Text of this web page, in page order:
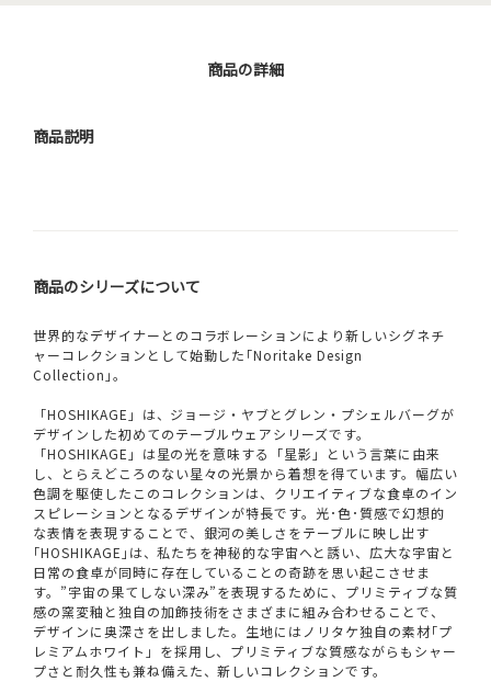
商品の詳細
商品説明
商品のシリーズについて
世界的なデザイナーとのコラボレーションにより新しいシグネチ
ャーコレクションとして始動した｢Noritake Design
Collection｣。
「HOSHIKAGE」は、ジョージ・ヤブとグレン・プシェルバーグが
デザインした初めてのテーブルウェアシリーズです。
「HOSHIKAGE」は星の光を意味する「星影」という言葉に由来
し、とらえどころのない星々の光景から着想を得ています。幅広い
色調を駆使したこのコレクションは、クリエイティブな食卓のイン
スピレーションとなるデザインが特長です。光･色･質感で幻想的
な表情を表現することで、銀河の美しさをテーブルに映し出す
｢HOSHIKAGE｣は、私たちを神秘的な宇宙へと誘い、広大な宇宙と
日常の食卓が同時に存在していることの奇跡を思い起こさせま
す。”宇宙の果てしない深み”を表現するために、プリミティブな質
感の窯変釉と独自の加飾技術をさまざまに組み合わせることで、
デザインに奥深さを出しました。生地にはノリタケ独自の素材｢プ
レミアムホワイト」を採用し、プリミティブな質感ながらもシャー
プさと耐久性も兼ね備えた、新しいコレクションです。